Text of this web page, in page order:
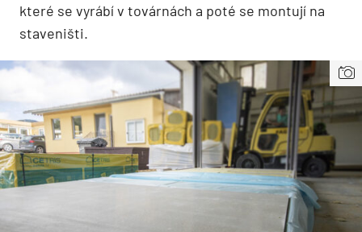
které se vyrábí v továrnách a poté se montují na
staveništi.